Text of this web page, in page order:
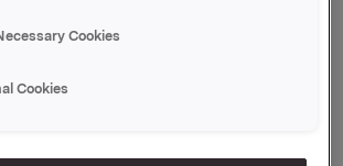
og økende etterspørsel i
etterspørsel. I Europa var det en
Cookies
Cookies